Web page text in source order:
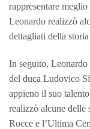
rappresentare
Leonardo realizzò
dettagliati della storia
In seguito,
del duca Ludovico
appieno il suo
realizzò alcune delle
Rocce e l’Ultima